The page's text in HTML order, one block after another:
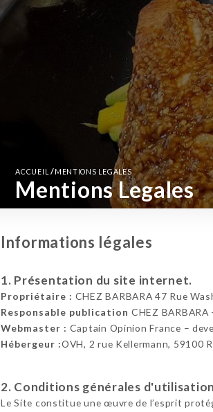
ACCUEIL/ MENTIONS LEGALES
Mentions Legales
Informations légales
1. Présentation du site internet.
Propriétaire : CHEZ BARBARA 47 Rue
Responsable publication CHEZ
Webmaster : Captain Opinion France –
Hébergeur :OVH, 2 rue Kellermann, 59100
2. Conditions générales
Le Site constitue une œuvre de l’esprit